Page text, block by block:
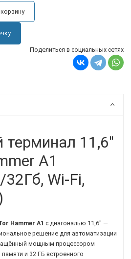
Поделиться в социальных сетях
терминал 11,6"
A1
Wi-Fi,
Hammer A1 с диагональю 11,6" —
решение для автоматизации
мощным процессором
и 32 ГБ встроенного